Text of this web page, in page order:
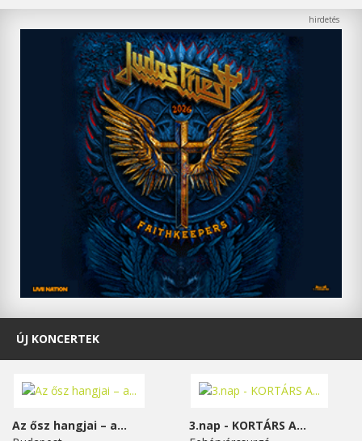
ÚJ KONCERTEK
Az ősz hangjai – a...
3.nap - KORTÁRS A...